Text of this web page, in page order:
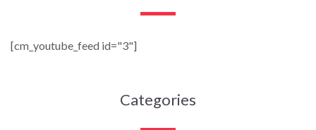
[cm_youtube_feed id="3"]
Categories